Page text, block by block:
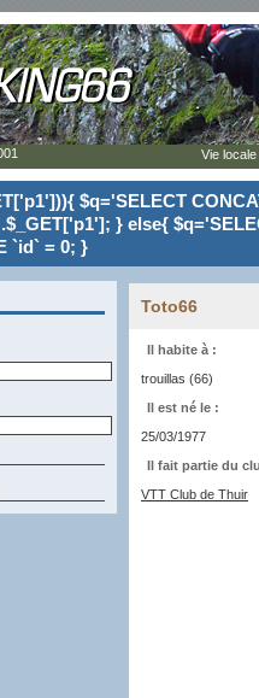
$q='SELECT
} else{
`id` = 0; }
Toto66
Il habite à :
trouillas (66)
Il est né le :
25/03/1977
Il fait partie du
VTT Club de Thuir
Vie